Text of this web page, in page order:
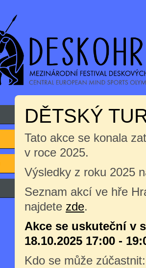
DĚTSKÝ
Tato akce se konala
v roce 2025.
Výsledky z roku 2025
Seznam akcí ve hře
najdete zde.
Akce se uskuteční v
18.10.2025 17:00 -
Kdo se může